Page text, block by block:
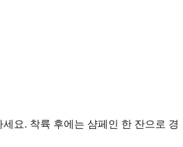
요. 착륙 후에는 샴페인 한 잔으로 경